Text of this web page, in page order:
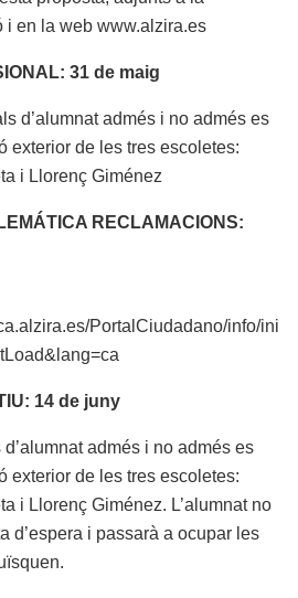
i en la web www.alzira.es
31 de maig
d’alumnat admés i no admés es
exterior de les tres escoletes:
i Llorenç Giménez
RECLAMACIONS:
PortalCiudadano/info/ini
14 de juny
admés i no admés es
exterior de les tres escoletes:
i Llorenç Giménez. L’alumnat no
d’espera i passarà a ocupar les